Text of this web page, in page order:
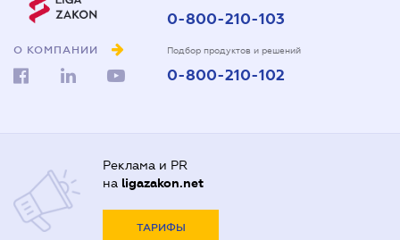
О КОМПАНИИ
0-800-210-103
Подбор продуктов и решений
0-800-210-102
Реклама и PR
на ligazakon.net
ТАРИФЫ